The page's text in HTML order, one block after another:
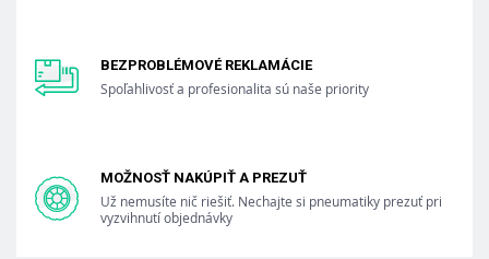
BEZPROBLÉMOVÉ REKLAMÁCIE
Spoľahlivosť a profesionalita sú naše priority
MOŽNOSŤ NAKÚPIŤ A PREZUŤ
Už nemusíte nič riešiť. Nechajte si pneumatiky prezuť pri
vyzvihnutí objednávky